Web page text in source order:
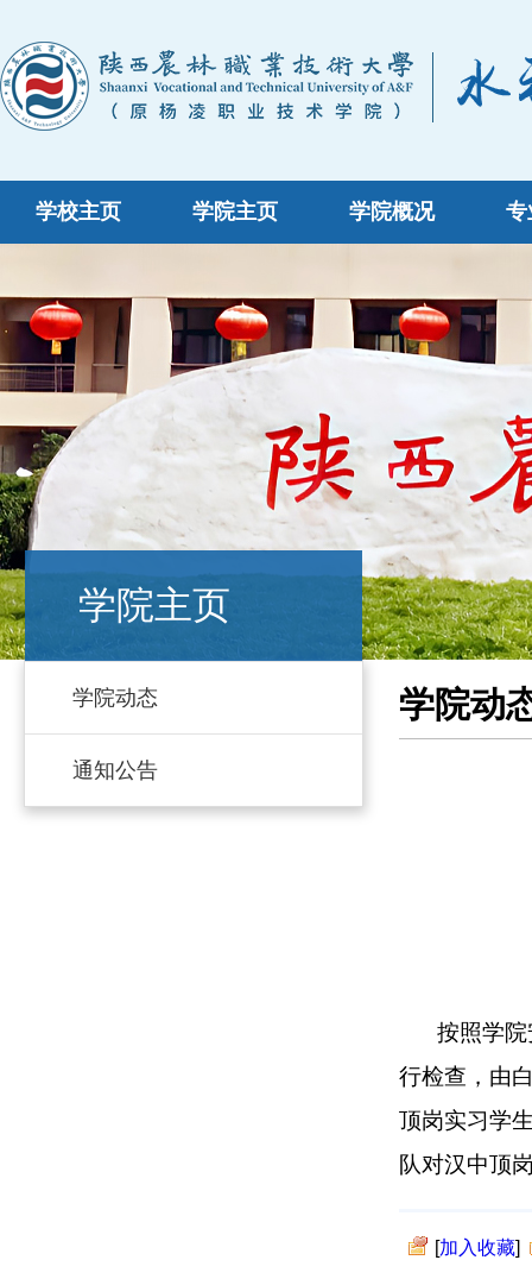
学校主页 学院主页 学院概况 专
学院主页
学院动态
通知公告
学院动
按照学
行检查，由
顶岗实习学
队对汉中顶
[加入收藏]